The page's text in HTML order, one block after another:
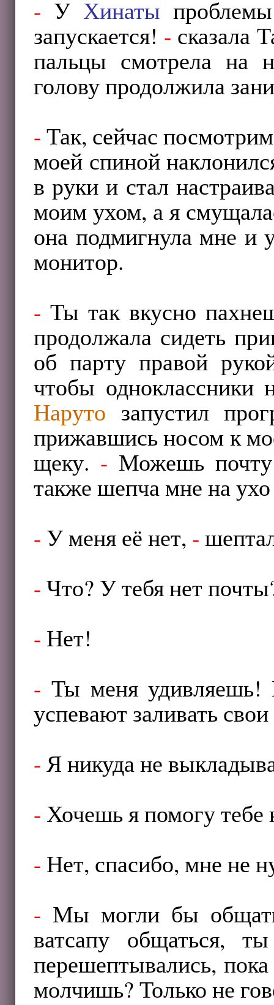
- У Хинаты
запускается! - сказала
пальцы смотрела на
голову продолжила
-Так, сейчас
моей спиной
в руки и стал
моим ухом, а я
она подмигнула мне и
монитор.
- Ты так вкусно
продолжала сидеть
об парту правой
чтобы одноклассники
Наруто запустил
прижавшись носом к
щеку. - Можешь
также шепча мне на ухо
- У меня её нет, -
-Что? У тебя нет
- Нет!
- Ты меня удивляешь!
успевают заливать
-Я никуда не
-Хочешь я помогу тебе
- Нет, спасибо, мне не
- Мы могли бы
ватсапу общаться,
перешептывались,
молчишь? Только не